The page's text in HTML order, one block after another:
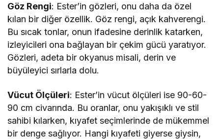
Göz Rengi: Ester’in gözleri, onu daha da özel
kılan bir diğer özellik. Göz rengi, açık kahverengi.
Bu sıcak tonlar, onun ifadesine derinlik katarken,
izleyicileri ona bağlayan bir çekim gücü yaratıyor.
Gözleri, adeta bir okyanus misali, derin ve
büyüleyici sırlarla dolu.
Vücut Ölçüleri: Ester’in vücut ölçüleri ise 90-60-
90 cm civarında. Bu oranlar, onu yakışıklı ve stil
sahibi kılarken, kıyafet seçimlerinde de mükemmel
bir denge sağlıyor. Hangi kıyafeti giyerse giysin,